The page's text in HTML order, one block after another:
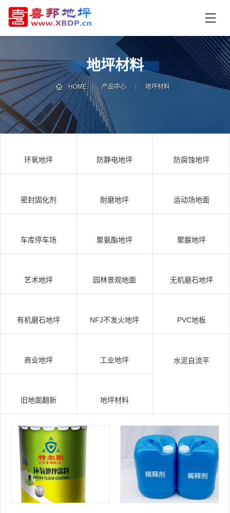
页
中
心
技
术
支
持
资
讯
中
例
咨
地坪材料
HOME 产品中心 地坪材料
环氧地坪 防静电地坪 防腐蚀地坪
密封固化剂 耐磨地坪 运动场地面
车库停车场 聚氨酯地坪 聚脲地坪
艺术地坪 园林景观地面 无机磨石地坪
有机磨石地坪 NFJ不发火地坪 PVC地板
商业地坪 工业地坪 水泥自流平
旧地面翻新 地坪材料